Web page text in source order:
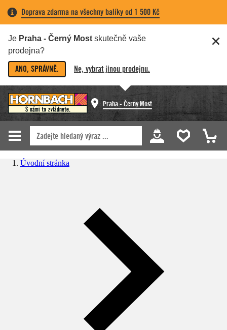
Doprava zdarma na všechny balíky od 1 500 Kč
Je Praha - Černý Most skutečně vaše
prodejna?
ANO, SPRÁVNĚ. Ne, vybrat jinou prodejnu.
Praha - Černý Most
Úvodní stránka